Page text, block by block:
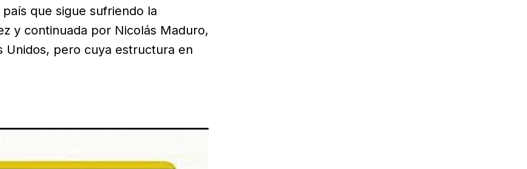
que sigue sufriendo la
y continuada por Nicolás Maduro,
Unidos, pero cuya estructura en